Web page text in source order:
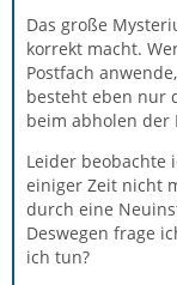
Das große
korrekt macht.
Postfach
besteht eben nur
beim abholen der
Leider beobachte
einiger Zeit nicht
durch eine
Deswegen frage
ich tun?